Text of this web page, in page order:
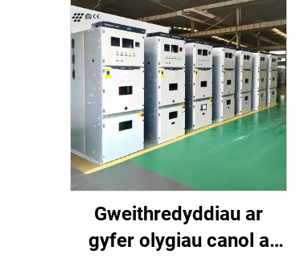
Gweithredyddiau ar
gyfer olygiau canol a